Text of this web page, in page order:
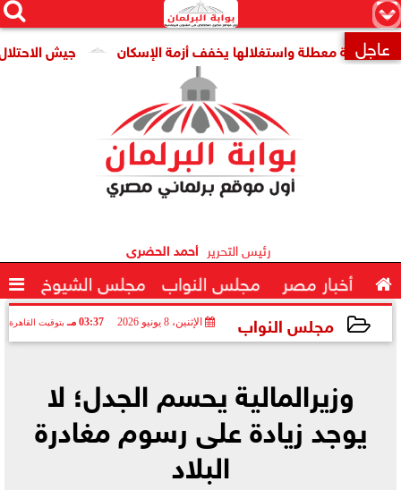
×


 عاجل جيش الاحتلال: مقتل جنديين معطلة واستغلالها يخفف أزمة الإسكان
رئيس التحرير أحمد الحضرى
 أخبار مصر مجلس النواب مجلس الشيوخ 
مجلس النواب الإثنين، 8 يونيو 2026 03:37 مـ بتوقيت القاهرة
وزيرالمالية يحسم الجدل؛ لا
يوجد زيادة على رسوم مغادرة
البلاد